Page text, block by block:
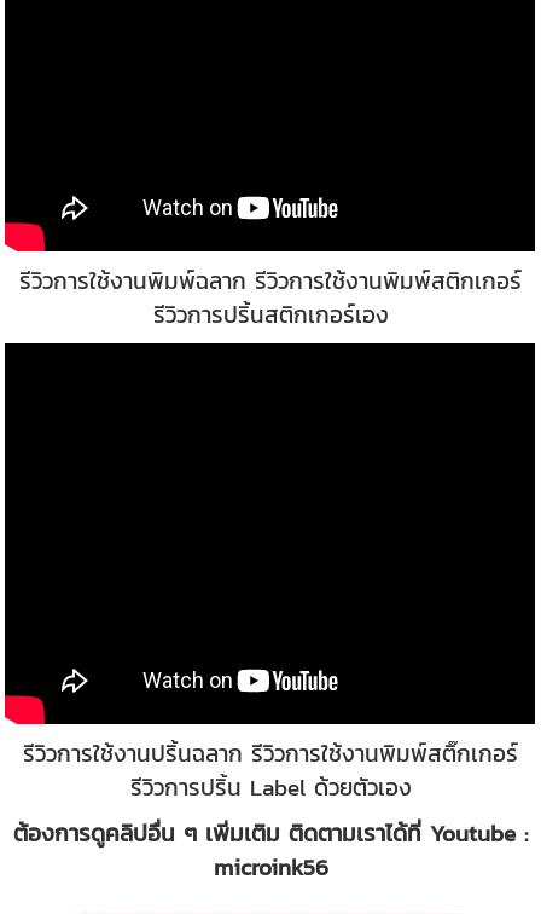
รีวิวการใช้งานพิมพ์ฉลาก รีวิวการใช้งานพิมพ์สติกเกอร์
รีวิวการปริ้นสติกเกอร์เอง
รีวิวการใช้งานปริ้นฉลาก รีวิวการใช้งานพิมพ์สติ๊กเกอร์
รีวิวการปริ้น Label ด้วยตัวเอง
ต้องการดูคลิปอื่น ๆ เพิ่มเติม ติดตามเราได้ที่ Youtube :
microink56